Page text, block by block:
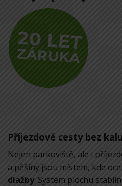
Příjezdové cesty bez
Nejen parkoviště, ale i
a pěšiny jsou místem, kde
dlažby. Systém plochu